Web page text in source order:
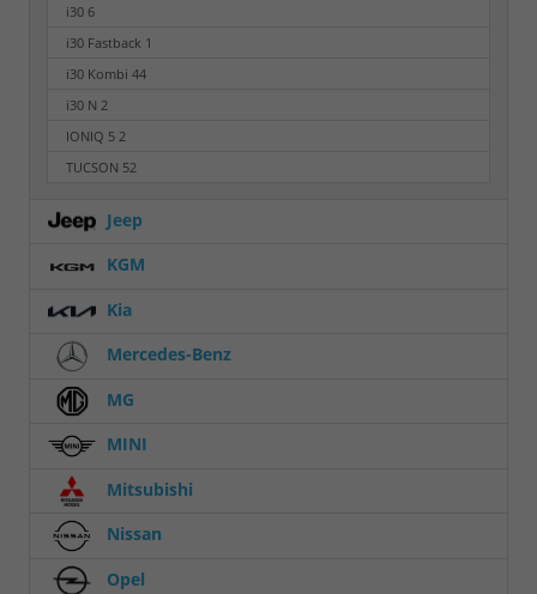
i30 6
i30 Fastback 1
i30 Kombi 44
i30 N 2
IONIQ 5 2
TUCSON 52
Jeep
KGM
Kia
Mercedes-Benz
MG
MINI
Mitsubishi
Nissan
Opel